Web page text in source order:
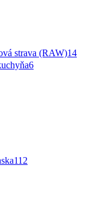
strava (RAW)14
6
112